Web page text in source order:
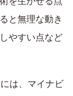
と無理な動き
やすい点など
は、マイナビ